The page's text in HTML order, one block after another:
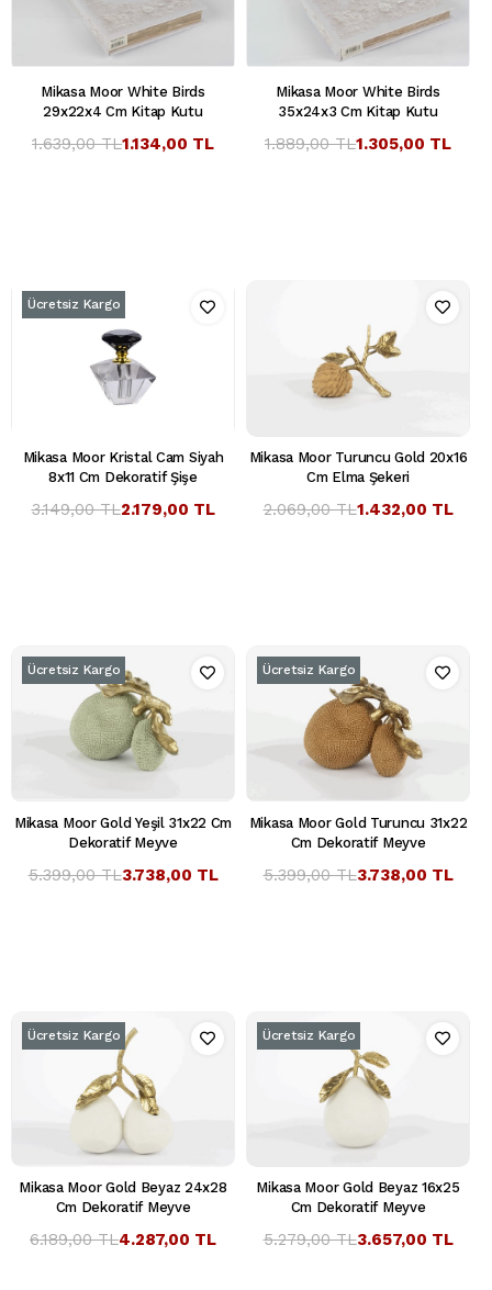
Mikasa Moor White Birds
29x22x4 Cm Kitap Kutu
1.134,00 TL
1.639,00 TL
Mikasa Moor White Birds
35x24x3 Cm Kitap Kutu
1.305,00 TL
1.889,00 TL
Mikasa Moor Kristal Cam Siyah
8x11 Cm Dekoratif Şişe
2.179,00 TL
3.149,00 TL
Ücretsiz Kargo
Mikasa Moor Turuncu Gold 20x16
Cm Elma Şekeri
1.432,00 TL
2.069,00 TL
Mikasa Moor Gold Yeşil 31x22 Cm
Dekoratif Meyve
3.738,00 TL
5.399,00 TL
Ücretsiz Kargo
Mikasa Moor Gold Turuncu 31x22
Cm Dekoratif Meyve
3.738,00 TL
5.399,00 TL
Ücretsiz Kargo
Mikasa Moor Gold Beyaz 24x28
Cm Dekoratif Meyve
4.287,00 TL
6.189,00 TL
Ücretsiz Kargo
Mikasa Moor Gold Beyaz 16x25
Cm Dekoratif Meyve
3.657,00 TL
5.279,00 TL
Ücretsiz Kargo